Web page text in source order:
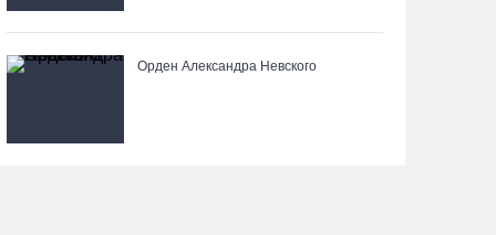
06.08.26 / 15:40
87-летний пассажир и его внук пострадали под
Орден Александра Невского